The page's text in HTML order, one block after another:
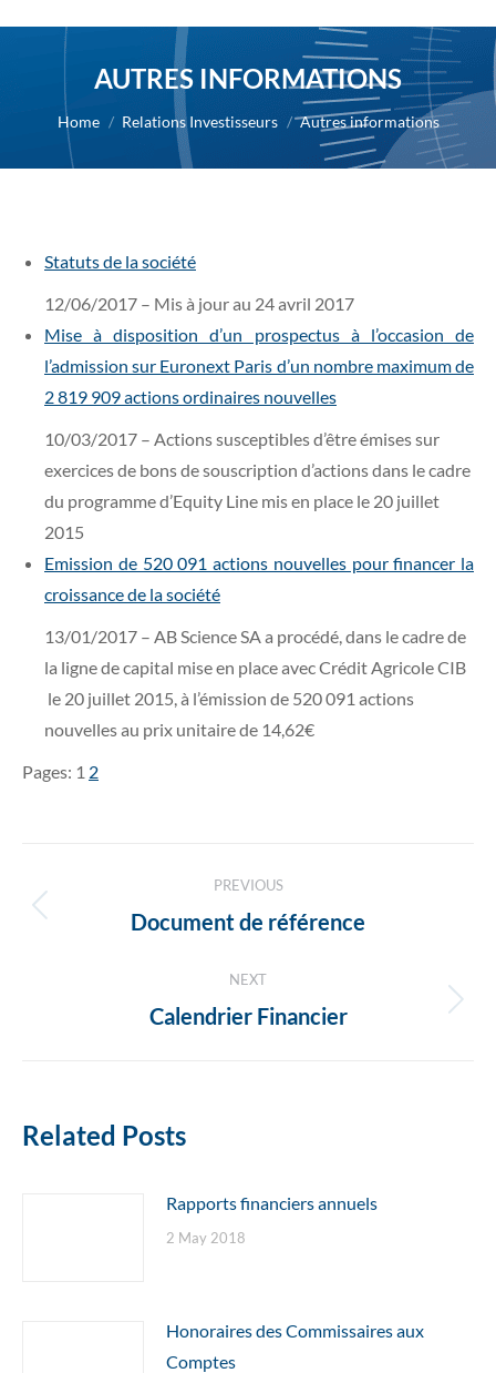
AUTRES INFORMATIONS
You are here:
Home Relations Investisseurs Autres informations
Statuts de la société
12/06/2017 – Mis à jour au 24 avril 2017
Mise à disposition d’un prospectus à l’occasion de
l’admission sur Euronext Paris d’un nombre maximum de
2 819 909 actions ordinaires nouvelles
10/03/2017 – Actions susceptibles d’être émises sur
exercices de bons de souscription d’actions dans le cadre
du programme d’Equity Line mis en place le 20 juillet
2015
Emission de 520 091 actions nouvelles pour financer la
croissance de la société
13/01/2017 – AB Science SA a procédé, dans le cadre de
la ligne de capital mise en place avec Crédit Agricole CIB
le 20 juillet 2015, à l’émission de 520 091 actions
nouvelles au prix unitaire de 14,62€
Pages: 1 2
navigation
PREVIOUS
Previous
Document de référence
NEXT
Next
Calendrier Financier
Related Posts
Rapports financiers annuels
2 May 2018
Honoraires des Commissaires aux
Comptes